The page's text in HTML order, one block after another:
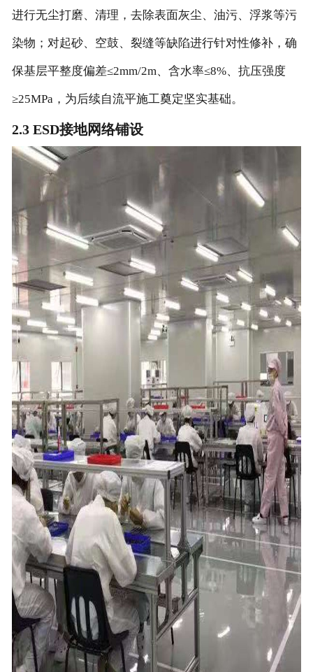
进行无尘打磨、清理，去除表面灰尘、油污、浮浆等污
染物；对起砂、空鼓、裂缝等缺陷进行针对性修补，确
保基层平整度偏差≤2mm/2m、含水率≤8%、抗压强度
≥25MPa，为后续自流平施工奠定坚实基础。
2.3 ESD接地网络铺设